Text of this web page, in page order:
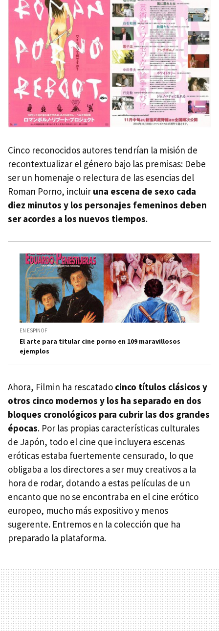
Cinco reconocidos autores tendrían la misión de
recontextualizar el género bajo las premisas: Debe
ser un homenaje o relectura de las esencias del
Roman Porno, incluir una escena de sexo cada
diez minutos y los personajes femeninos deben
ser acordes a los nuevos tiempos.
EN ESPINOF
El arte para titular cine porno en 109 maravillosos
ejemplos
Ahora, Filmin ha rescatado cinco títulos clásicos y
otros cinco modernos y los ha separado en dos
bloques cronológicos para cubrir las dos grandes
épocas. Por las propias características culturales
de Japón, todo el cine que incluyera escenas
eróticas estaba fuertemente censurado, lo que
obligaba a los directores a ser muy creativos a la
hora de rodar, dotando a estas películas de un
encanto que no se encontraba en el cine erótico
europeo, mucho más expositivo y menos
sugerente. Entremos en la colección que ha
preparado la plataforma.